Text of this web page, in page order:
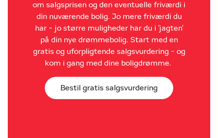
om salgsprisen og den eventuelle friværdi i
din nuværende bolig. Jo mere friværdi du
har - jo større muligheder har du i 'jagten'
på din nye drømmebolig. Start med en
gratis og uforpligtende salgsvurdering - og
kom i gang med dine boligdrømme.
Bestil gratis salgsvurdering